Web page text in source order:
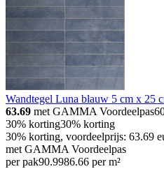
Wandtegel Luna blauw 5 cm x 25
63.69 met GAMMA Voordeelpas
30% korting30% korting
30% korting, voordeelprijs: 63.69
met GAMMA Voordeelpas
per pak90.9986.66 per m²